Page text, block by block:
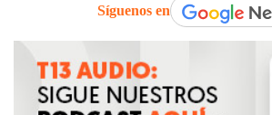
Síguenos en